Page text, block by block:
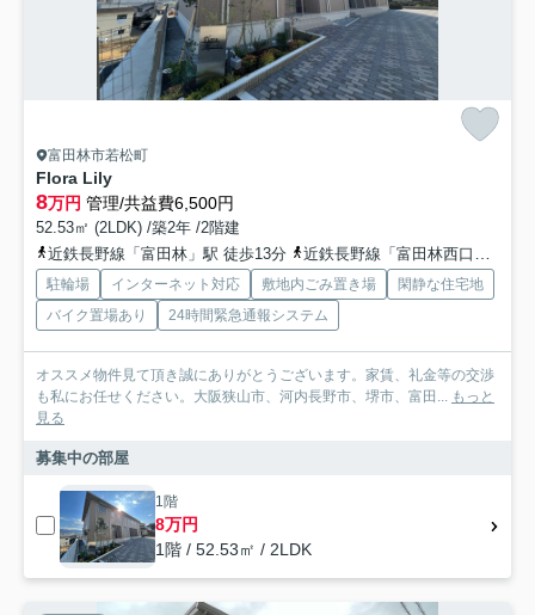
富田林市若松町
Flora Lily
8万円 管理/共益費6,500円
52.53㎡ (2LDK) /築2年 /2階建
近鉄長野線「富田林」駅 徒歩13分
近鉄長野線「富田林西口」駅 徒歩20分
駐輪場 インターネット対応 敷地内ごみ置き場
閑静な住宅地
バイク置場あり
24時間緊急通報システム
オススメ物件見て頂き誠にありがとうございます。家賃、礼金等の交渉
も私にお任せください。大阪狭山市、河内長野市、堺市、富田...
もっと
見る
募集中の部屋
1階
8万円
1階 / 52.53㎡ / 2LDK